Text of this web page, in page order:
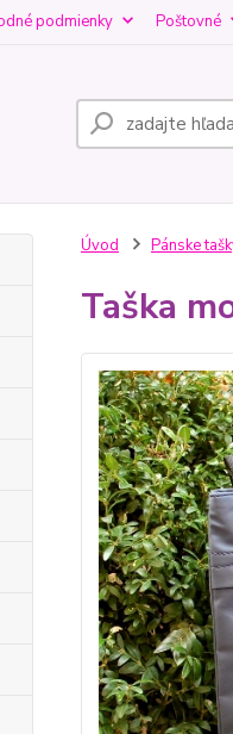
podmienky Poštovné
Úvod Pánske
Taška